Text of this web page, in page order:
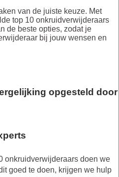
van de juiste keuze. Met
top 10 onkruidverwijderaars
de beste opties, zodat je
bij jouw wensen en
opgesteld door
onkruidverwijderaars doen we
goed te doen, krijgen we hulp